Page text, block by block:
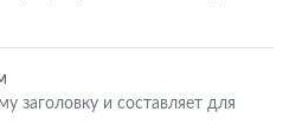
заголовку и составляет для